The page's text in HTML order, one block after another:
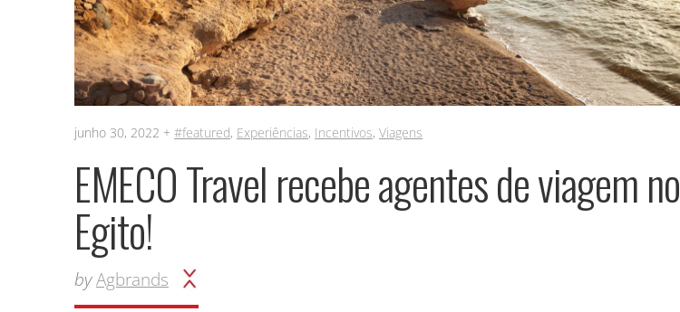
junho 30, 2022 + #featured, Experiências, Incentivos, Viagens
EMECO Travel recebe agentes de viagem no
Egito!
byAgbrands